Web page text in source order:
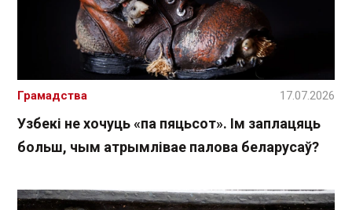
Узбекі не хочуць «па пяцьсот». Ім заплацяць
больш, чым атрымлівае палова беларусаў?
Грамадства 17.07.2026